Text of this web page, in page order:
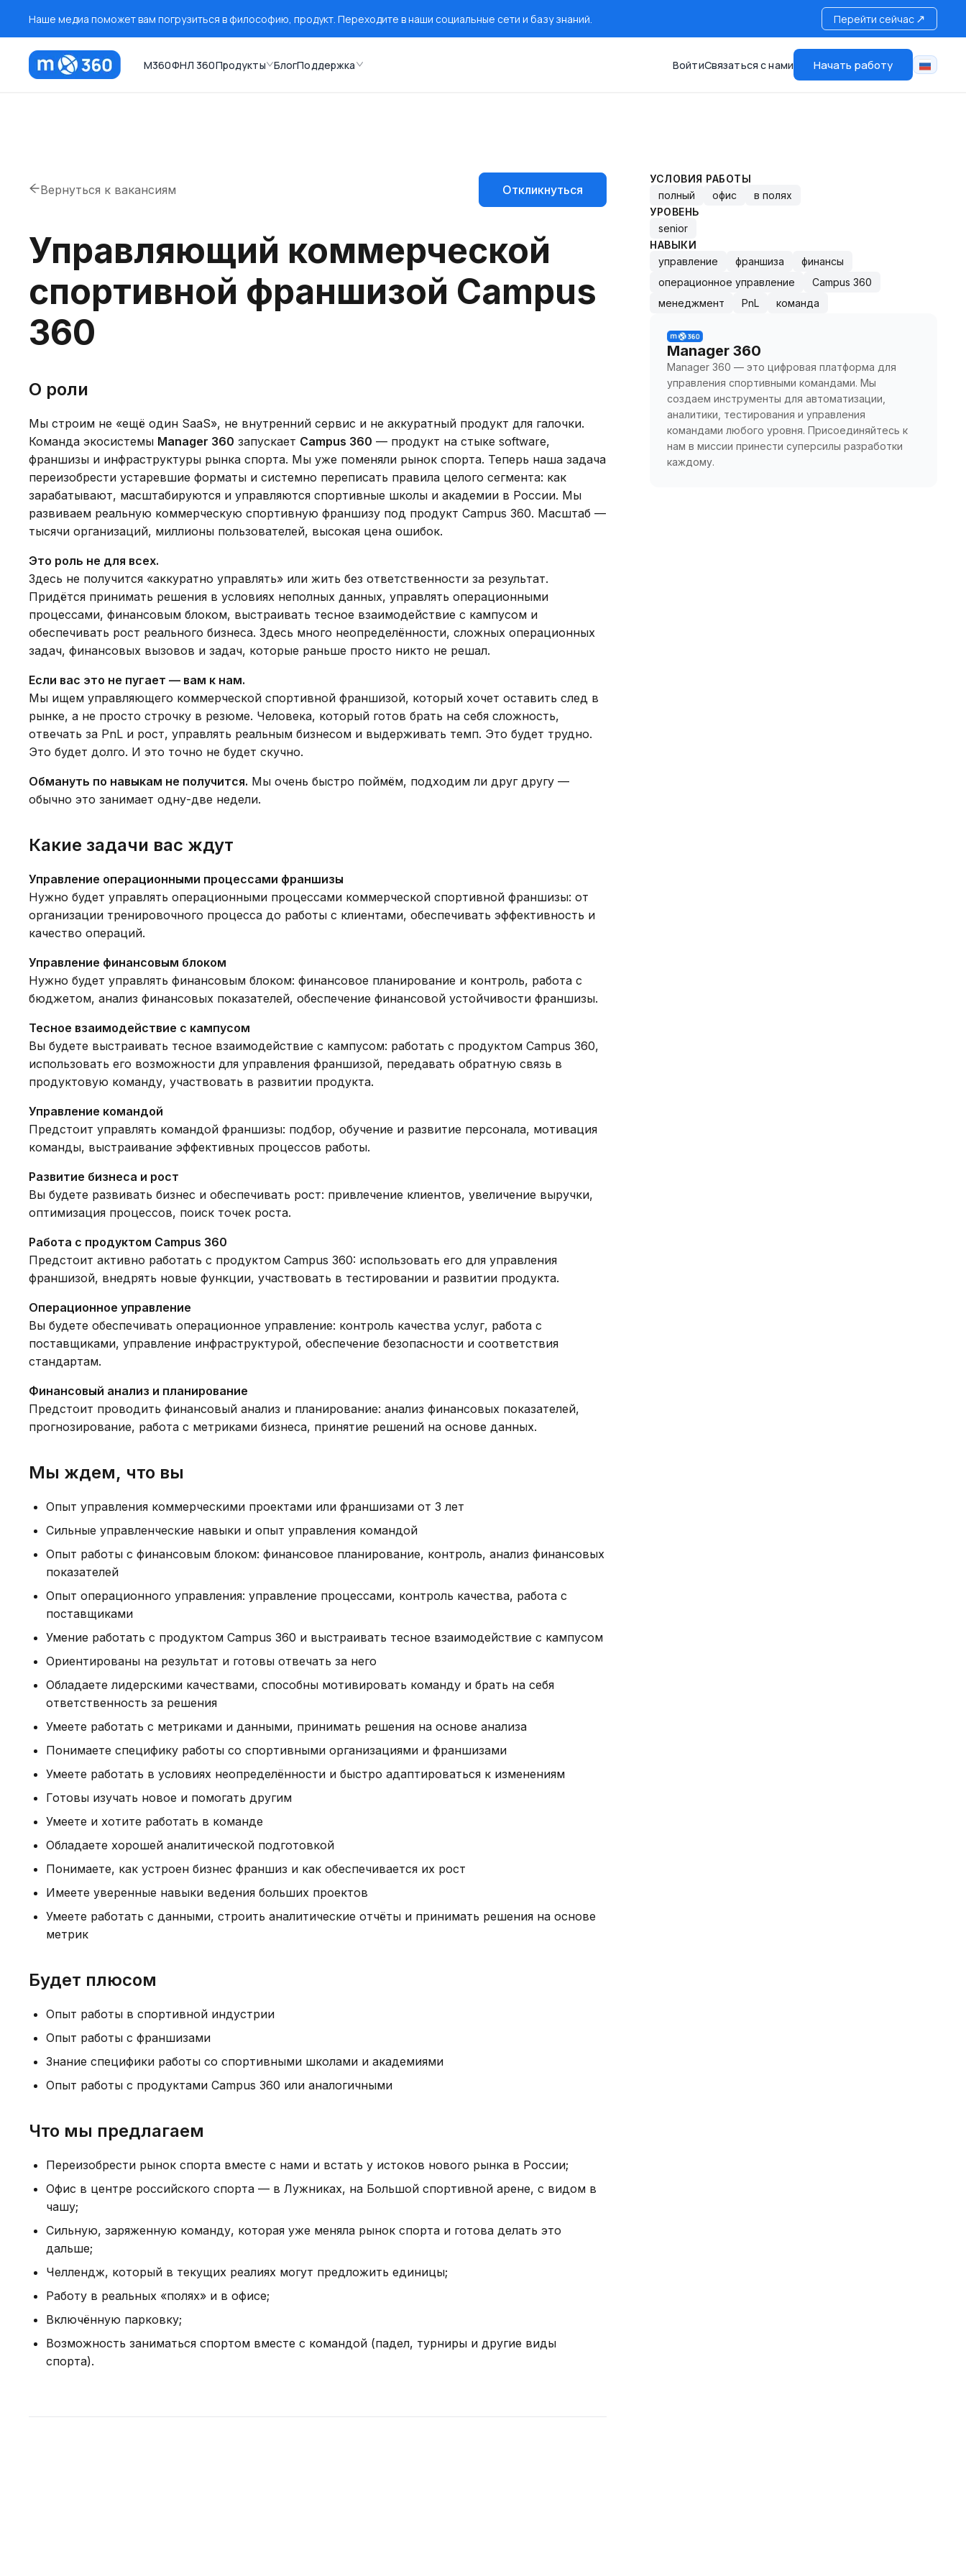
Наше медиа поможет вам погрузиться в философию, продукт. Переходите в наши социальные сети и базу знаний. Перейти сейчас ↗
M360ФНЛ 360Продукты БлогПоддержка ВойтиСвязаться с нами Начать работу
Вернуться к вакансиям Откликнуться
Управляющий коммерческой
спортивной франшизой Campus
360
УСЛОВИЯ РАБОТЫ
полный
офис
в полях
УРОВЕНЬ
senior
НАВЫКИ
управление
франшиза
финансы
операционное управление
Campus 360
менеджмент
PnL команда
Manager 360
Manager 360 — это цифровая платформа для
управления спортивными командами. Мы
создаем инструменты для автоматизации,
аналитики, тестирования и управления
командами любого уровня. Присоединяйтесь к
нам в миссии принести суперсилы разработки
каждому.
О роли
Мы строим не «ещё один SaaS», не внутренний сервис и не аккуратный продукт для галочки.
Команда экосистемы Manager 360 запускает Campus 360 — продукт на стыке software,
франшизы и инфраструктуры рынка спорта. Мы уже поменяли рынок спорта. Теперь наша задача
переизобрести устаревшие форматы и системно переписать правила целого сегмента: как
зарабатывают, масштабируются и управляются спортивные школы и академии в России. Мы
развиваем реальную коммерческую спортивную франшизу под продукт Campus 360. Масштаб —
тысячи организаций, миллионы пользователей, высокая цена ошибок.
Это роль не для всех.
Здесь не получится «аккуратно управлять» или жить без ответственности за результат.
Придётся принимать решения в условиях неполных данных, управлять операционными
процессами, финансовым блоком, выстраивать тесное взаимодействие с кампусом и
обеспечивать рост реального бизнеса. Здесь много неопределённости, сложных операционных
задач, финансовых вызовов и задач, которые раньше просто никто не решал.
Если вас это не пугает — вам к нам.
Мы ищем управляющего коммерческой спортивной франшизой, который хочет оставить след в
рынке, а не просто строчку в резюме. Человека, который готов брать на себя сложность,
отвечать за PnL и рост, управлять реальным бизнесом и выдерживать темп. Это будет трудно.
Это будет долго. И это точно не будет скучно.
Обмануть по навыкам не получится. Мы очень быстро поймём, подходим ли друг другу —
обычно это занимает одну-две недели.
Какие задачи вас ждут
Управление операционными процессами франшизы
Нужно будет управлять операционными процессами коммерческой спортивной франшизы: от
организации тренировочного процесса до работы с клиентами, обеспечивать эффективность и
качество операций.
Управление финансовым блоком
Нужно будет управлять финансовым блоком: финансовое планирование и контроль, работа с
бюджетом, анализ финансовых показателей, обеспечение финансовой устойчивости франшизы.
Тесное взаимодействие с кампусом
Вы будете выстраивать тесное взаимодействие с кампусом: работать с продуктом Campus 360,
использовать его возможности для управления франшизой, передавать обратную связь в
продуктовую команду, участвовать в развитии продукта.
Управление командой
Предстоит управлять командой франшизы: подбор, обучение и развитие персонала, мотивация
команды, выстраивание эффективных процессов работы.
Развитие бизнеса и рост
Вы будете развивать бизнес и обеспечивать рост: привлечение клиентов, увеличение выручки,
оптимизация процессов, поиск точек роста.
Работа с продуктом Campus 360
Предстоит активно работать с продуктом Campus 360: использовать его для управления
франшизой, внедрять новые функции, участвовать в тестировании и развитии продукта.
Операционное управление
Вы будете обеспечивать операционное управление: контроль качества услуг, работа с
поставщиками, управление инфраструктурой, обеспечение безопасности и соответствия
стандартам.
Финансовый анализ и планирование
Предстоит проводить финансовый анализ и планирование: анализ финансовых показателей,
прогнозирование, работа с метриками бизнеса, принятие решений на основе данных.
Мы ждем, что вы
Опыт управления коммерческими проектами или франшизами от 3 лет
Сильные управленческие навыки и опыт управления командой
Опыт работы с финансовым блоком: финансовое планирование, контроль, анализ финансовых
показателей
Опыт операционного управления: управление процессами, контроль качества, работа с
поставщиками
Умение работать с продуктом Campus 360 и выстраивать тесное взаимодействие с кампусом
Ориентированы на результат и готовы отвечать за него
Обладаете лидерскими качествами, способны мотивировать команду и брать на себя
ответственность за решения
Умеете работать с метриками и данными, принимать решения на основе анализа
Понимаете специфику работы со спортивными организациями и франшизами
Умеете работать в условиях неопределённости и быстро адаптироваться к изменениям
Готовы изучать новое и помогать другим
Умеете и хотите работать в команде
Обладаете хорошей аналитической подготовкой
Понимаете, как устроен бизнес франшиз и как обеспечивается их рост
Имеете уверенные навыки ведения больших проектов
Умеете работать с данными, строить аналитические отчёты и принимать решения на основе
метрик
Будет плюсом
Опыт работы в спортивной индустрии
Опыт работы с франшизами
Знание специфики работы со спортивными школами и академиями
Опыт работы с продуктами Campus 360 или аналогичными
Что мы предлагаем
Переизобрести рынок спорта вместе с нами и встать у истоков нового рынка в России;
Офис в центре российского спорта — в Лужниках, на Большой спортивной арене, с видом в
чашу;
Сильную, заряженную команду, которая уже меняла рынок спорта и готова делать это
дальше;
Челлендж, который в текущих реалиях могут предложить единицы;
Работу в реальных «полях» и в офисе;
Включённую парковку;
Возможность заниматься спортом вместе с командой (падел, турниры и другие виды
спорта).